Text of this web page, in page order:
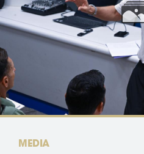
Whistleblowing
Media
Contatti
Assicurazione
MEDIA